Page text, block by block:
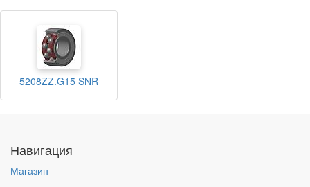
5208ZZ.G15 SNR
Навигация
Магазин